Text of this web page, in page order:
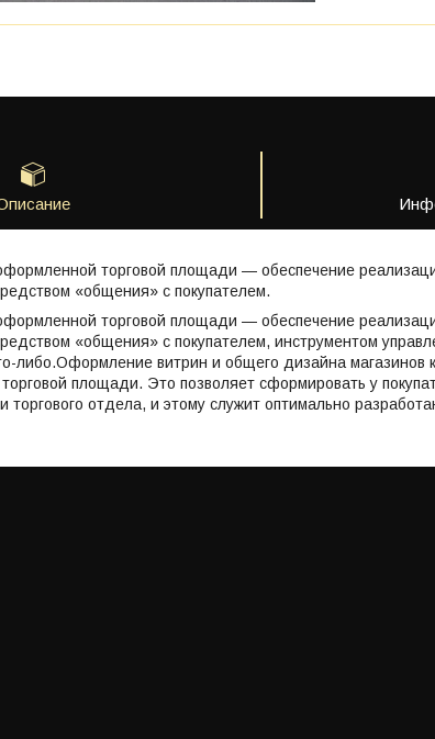
торговой площади — обеспечение
«общения» с покупателем.
торговой площади — обеспечение
«общения» с покупателем, инструментом
либо.Оформление витрин и общего дизайна магазинов
площади. Это позволяет сформировать у
торгового отдела, и этому служит оптимально